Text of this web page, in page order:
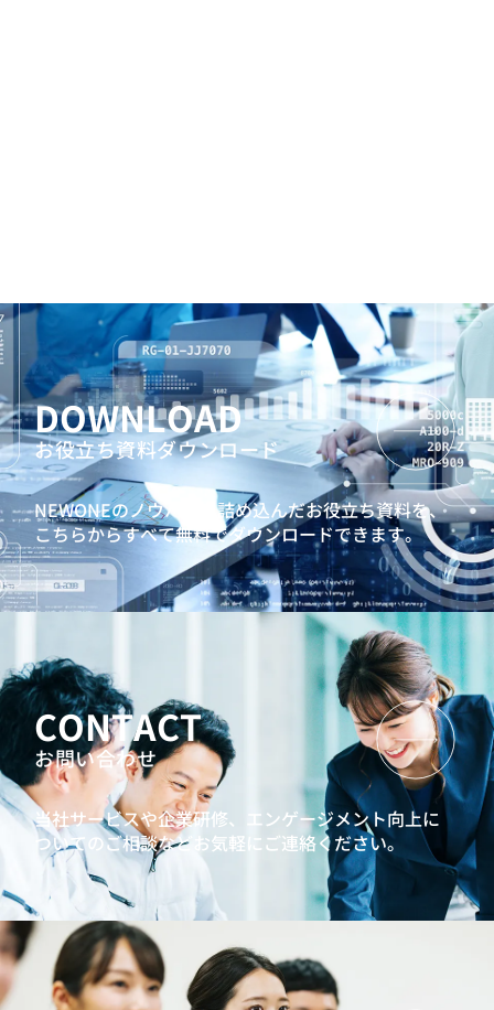
DOWNLOAD
お役立ち資料ダウンロード
NEWONEのノウハウを詰め込んだお役立ち資料を、
こちらからすべて無料でダウンロードできます。
CONTACT
お問い合わせ
当社サービスや企業研修、エンゲージメント向上に
ついてのご相談などお気軽にご連絡ください。